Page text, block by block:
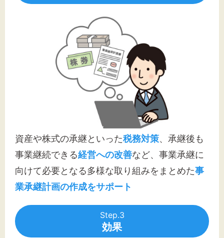
資産や株式の承継といった税務対策、承継後も
事業継続できる経営への改善など、事業承継に
向けて必要となる多様な取り組みをまとめた事
業承継計画の作成をサポート
Step.3
効果